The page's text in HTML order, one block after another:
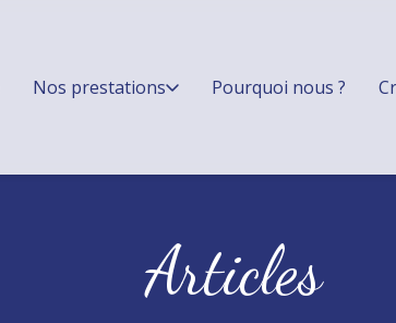
Nos prestations Pourquoi nous ?
Articles